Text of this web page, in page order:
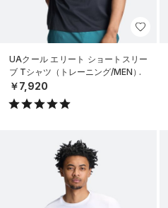
UAクール エリート ショートスリー
ブ Tシャツ（トレーニング/MEN）
￥7,920